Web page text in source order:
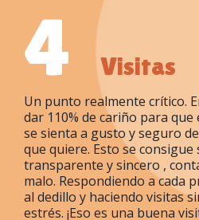
4 Visitas
Un punto realmente crítico.
dar 110% de cariño para
se sienta a gusto y seguro
que quiere. Esto se consigue
transparente y sincero ,
malo. Respondiendo a cada
al dedillo y haciendo visitas
estrés. ¡Eso es una buena